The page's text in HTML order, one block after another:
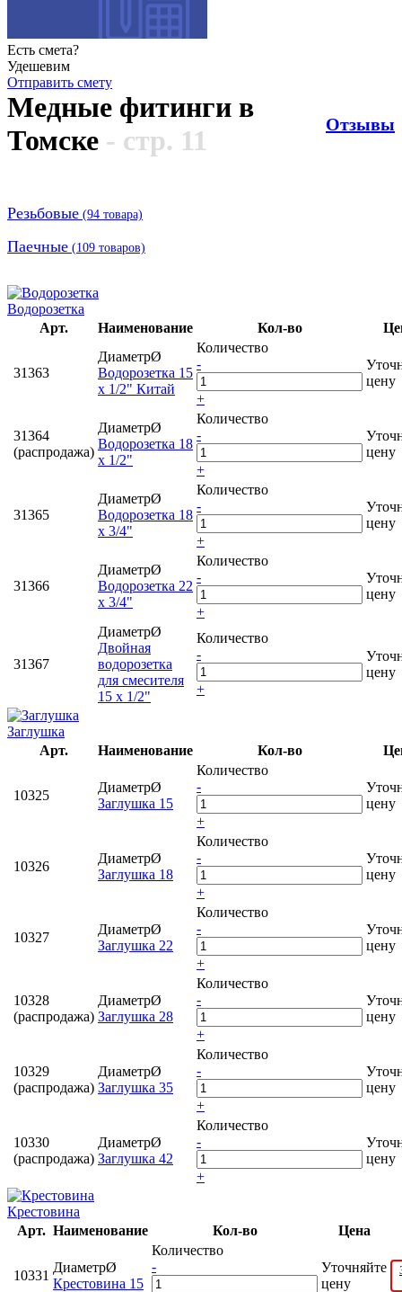
Есть смета?
Удешевим
Отправить смету
Медные фитинги в
Томске - стр. 11
Отзывы
Резьбовые (94 товара)
Паечные (109 товаров)
Водорозетка
Арт.
Наименование Кол-во
31363
ДиаметрØ
Водорозетка 15
х 1/2" Китай
Количество
-
+
цену
31364
(распродажа)
ДиаметрØ
Водорозетка 18
х 1/2"
Количество
-
+
цену
31365
ДиаметрØ
Водорозетка 18
х 3/4"
Количество
-
+
цену
31366
ДиаметрØ
Водорозетка 22
х 3/4"
Количество
-
+
цену
31367
ДиаметрØ
Двойная
водорозетка
для смесителя
15 х 1/2"
Количество
-
+
цену
Заглушка
Арт.
Наименование Кол-во
10325
ДиаметрØ
Заглушка 15
Количество
-
+
цену
10326
ДиаметрØ
Заглушка 18
Количество
-
+
цену
10327
ДиаметрØ
Заглушка 22
Количество
-
+
цену
10328
(распродажа)
ДиаметрØ
Заглушка 28
Количество
-
+
цену
10329
(распродажа)
ДиаметрØ
Заглушка 35
Количество
-
+
цену
10330
(распродажа)
ДиаметрØ
Заглушка 42
Количество
-
+
цену
Крестовина
Арт. Наименование Кол-во Цена
10331
ДиаметрØ
Крестовина 15
Количество
-
Уточняйте
цену